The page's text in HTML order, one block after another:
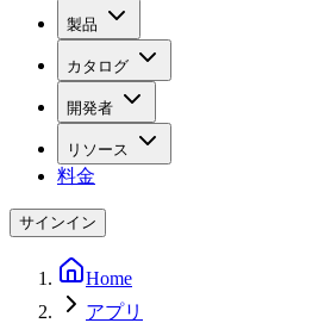
製品
カタログ
開発者
リソース
料金
サインイン
Home
アプリ